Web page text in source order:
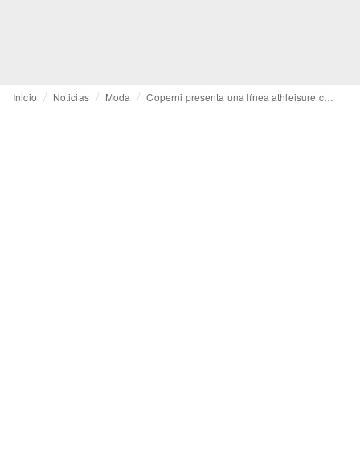
Inicio Noticias Moda Coperni presenta una línea athleisure con probióticos